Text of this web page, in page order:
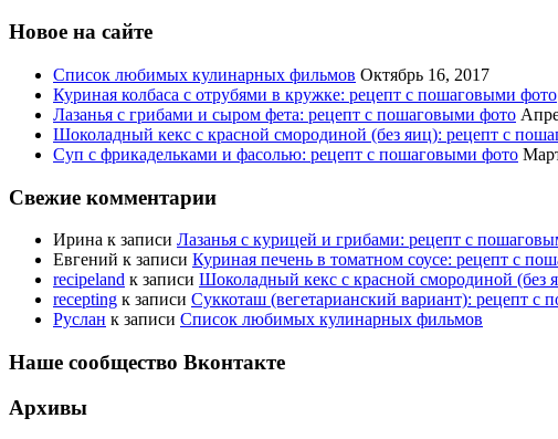
Новое на сайте
Список любимых кулинарных фильмов Октябрь 16, 2017
Куриная колбаса с отрубями в кружке: рецепт с пошаговыми фото
Лазанья с грибами и сыром фета: рецепт с пошаговыми фото
Шоколадный кекс с красной смородиной (без яиц): рецепт с
Суп с фрикадельками и фасолью: рецепт с пошаговыми фото
Свежие комментарии
Ирина к записи Лазанья с курицей и грибами: рецепт с
Евгений к записи Куриная печень в томатном соусе: рецепт с
recipeland к записи Шоколадный кекс с красной смородиной (без
recepting к записи Суккоташ (вегетарианский вариант): рецепт с
Руслан к записи Список любимых кулинарных фильмов
Наше сообщество Вконтакте
Архивы